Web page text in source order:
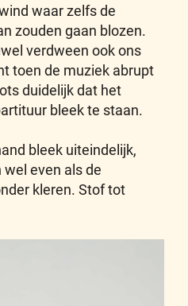
waar zelfs de
zouden gaan blozen.
verdween ook ons
toen de muziek abrupt
duidelijk dat het
bleek te staan.
bleek uiteindelijk,
even als de
kleren. Stof tot